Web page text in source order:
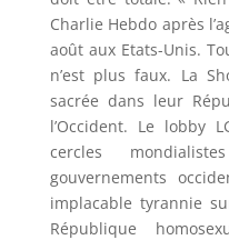
Charlie Hebdo après
août aux Etats-Unis.
n’est plus faux. La
sacrée dans leur
l’Occident. Le lobby
cercles
gouvernements
implacable tyrannie
République